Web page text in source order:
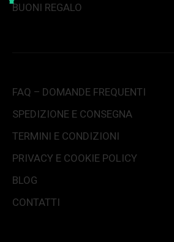
BUONI REGALO
FAQ – DOMANDE FREQUENTI
SPEDIZIONE E CONSEGNA
TERMINI E CONDIZIONI
PRIVACY E COOKIE POLICY
BLOG
CONTATTI